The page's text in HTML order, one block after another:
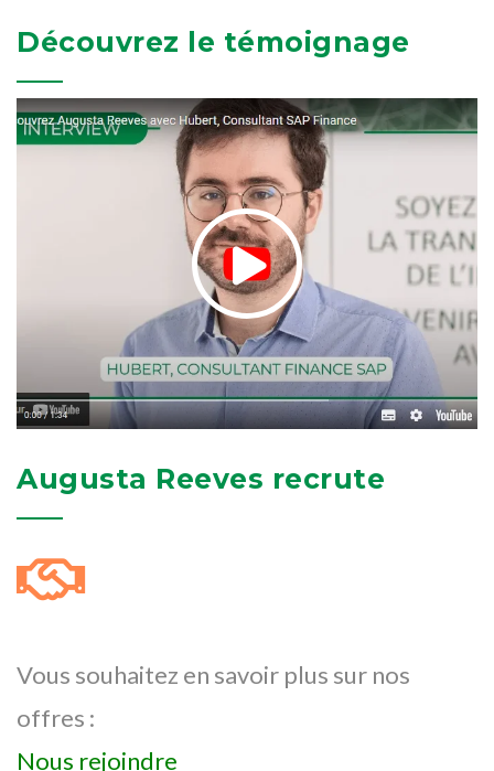
Découvrez le témoignage
Augusta Reeves recrute
Vous souhaitez en savoir plus sur nos
offres :
Nous rejoindre